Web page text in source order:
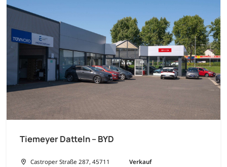
Tiemeyer Datteln – BYD
Castroper Straße 287, 45711
Verkauf